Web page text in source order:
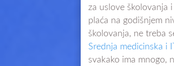
za uslove školovanja
plaća na godišnjem
školovanja, ne treba
Srednja medicinska i
svakako ima mnogo,